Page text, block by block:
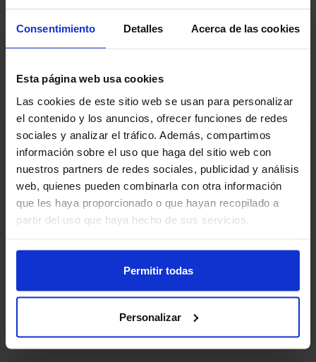
Consentimiento Detalles Acerca de las cookies
Esta página web usa cookies
Las cookies de este sitio web se usan para personalizar
el contenido y los anuncios, ofrecer funciones de redes
sociales y analizar el tráfico. Además, compartimos
información sobre el uso que haga del sitio web con
nuestros partners de redes sociales, publicidad y análisis
web, quienes pueden combinarla con otra información
que les haya proporcionado o que hayan recopilado a
partir del uso que haya hecho de sus servicios.
Permitir todas
Personalizar
¿Dudas, problemas? Consulte nuestra sección de
Preguntas frecuentes
profesionales sanitarios, que prescriban/dispensen
medicamentos en España.